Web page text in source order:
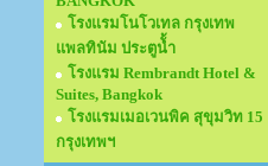
โรงแรมโนโวเทล กรุงเทพ
แพลทินัม ประตูนั้ำ
โรงแรม Rembrandt Hotel &
Suites, Bangkok
โรงแรมเมอเวนพิค สุขุมวิท 15
กรุงเทพฯ